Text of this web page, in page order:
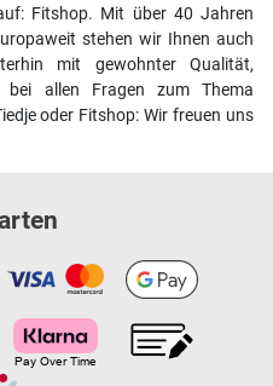
Fitshop. Mit über 40 Jahren
stehen wir Ihnen auch
mit gewohnter Qualität,
bei allen Fragen zum Thema
oder Fitshop: Wir freuen uns